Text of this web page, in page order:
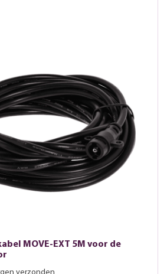
MOVE-EXT 5M voor de